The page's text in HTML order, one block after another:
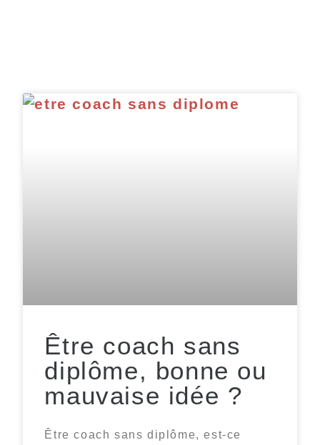
Être coach sans
diplôme, bonne ou
mauvaise idée ?
Être coach sans diplôme, est-ce